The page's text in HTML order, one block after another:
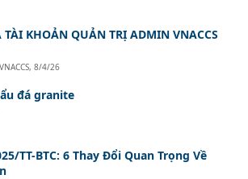
TÀI KHOẢN QUẢN TRỊ ADMIN VNACCS
,8/4/26
đá granite
TT-BTC: 6 Thay Đổi Quan Trọng Về